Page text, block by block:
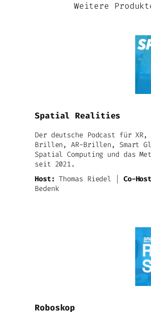
Weitere
Spatial Realities
Der deutsche Podcast für
Brillen, AR-Brillen, Smart
Spatial Computing und das
seit 2021.
Host: Thomas Riedel | Co-
Bedenk
Roboskop